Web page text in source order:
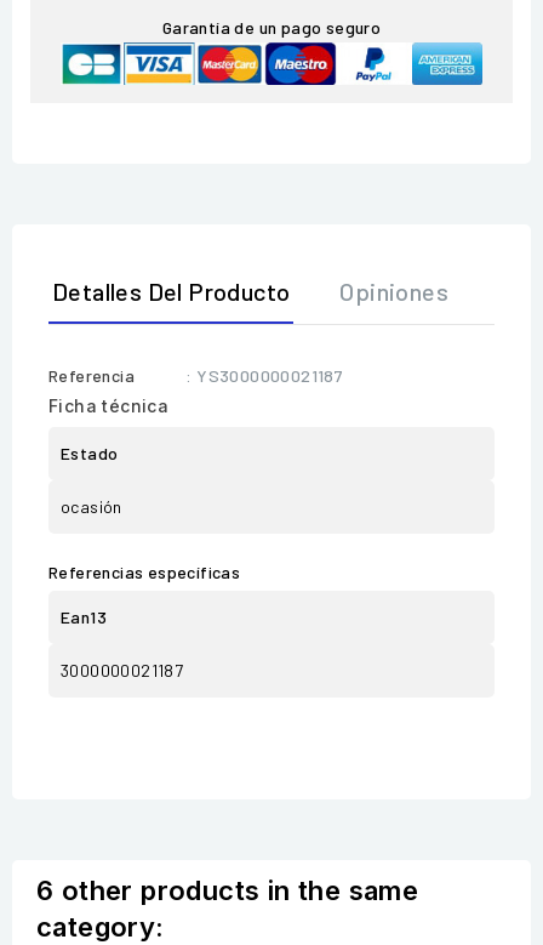
Garantía de un pago seguro
Detalles Del Producto Opiniones
Referencia
: YS3000000021187
Ficha técnica
Estado
ocasión
Referencias específicas
Ean13
3000000021187
6 other products in the same
category: